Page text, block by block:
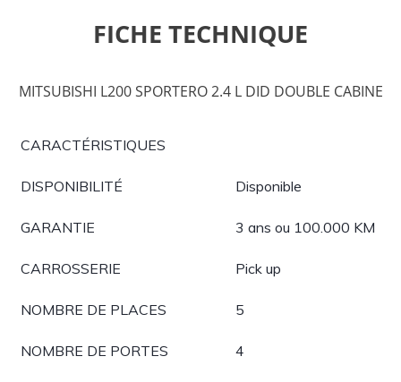
FICHE TECHNIQUE
MITSUBISHI L200 SPORTERO 2.4 L DID DOUBLE CABINE
CARACTÉRISTIQUES
DISPONIBILITÉ Disponible
GARANTIE 3 ans ou 100.000 KM
CARROSSERIE Pick up
NOMBRE DE PLACES 5
NOMBRE DE PORTES 4